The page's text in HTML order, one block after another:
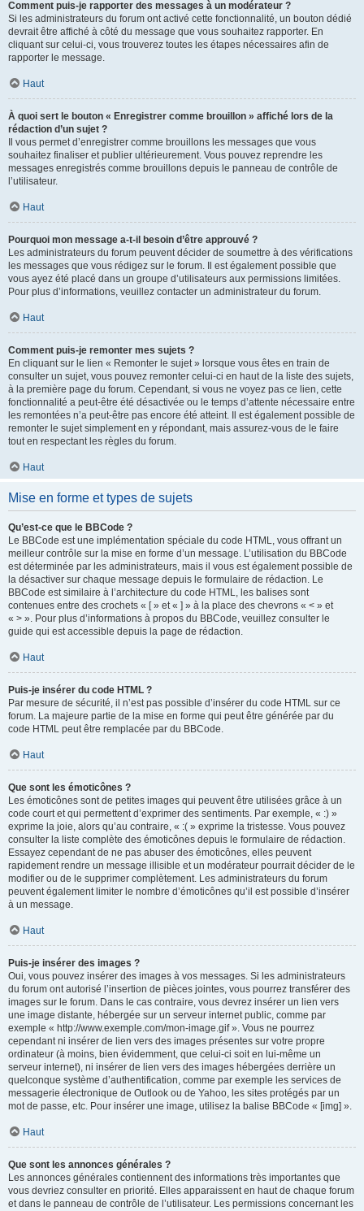
Comment puis-je rapporter des messages à un modérateur ?
Si les administrateurs du forum ont activé cette fonctionnalité, un bouton dédié
devrait être affiché à côté du message que vous souhaitez rapporter. En
cliquant sur celui-ci, vous trouverez toutes les étapes nécessaires afin de
rapporter le message.
Haut
À quoi sert le bouton « Enregistrer comme brouillon » affiché lors de la
rédaction d’un sujet ?
Il vous permet d’enregistrer comme brouillons les messages que vous
souhaitez finaliser et publier ultérieurement. Vous pouvez reprendre les
messages enregistrés comme brouillons depuis le panneau de contrôle de
l’utilisateur.
Haut
Pourquoi mon message a-t-il besoin d’être approuvé ?
Les administrateurs du forum peuvent décider de soumettre à des vérifications
les messages que vous rédigez sur le forum. Il est également possible que
vous ayez été placé dans un groupe d’utilisateurs aux permissions limitées.
Pour plus d’informations, veuillez contacter un administrateur du forum.
Haut
Comment puis-je remonter mes sujets ?
En cliquant sur le lien « Remonter le sujet » lorsque vous êtes en train de
consulter un sujet, vous pouvez remonter celui-ci en haut de la liste des sujets,
à la première page du forum. Cependant, si vous ne voyez pas ce lien, cette
fonctionnalité a peut-être été désactivée ou le temps d’attente nécessaire entre
les remontées n’a peut-être pas encore été atteint. Il est également possible de
remonter le sujet simplement en y répondant, mais assurez-vous de le faire
tout en respectant les règles du forum.
Haut
Mise en forme et types de sujets
Qu’est-ce que le BBCode ?
Le BBCode est une implémentation spéciale du code HTML, vous offrant un
meilleur contrôle sur la mise en forme d’un message. L’utilisation du BBCode
est déterminée par les administrateurs, mais il vous est également possible de
la désactiver sur chaque message depuis le formulaire de rédaction. Le
BBCode est similaire à l’architecture du code HTML, les balises sont
contenues entre des crochets « [ » et « ] » à la place des chevrons « < » et
« > ». Pour plus d’informations à propos du BBCode, veuillez consulter le
guide qui est accessible depuis la page de rédaction.
Haut
Puis-je insérer du code HTML ?
Par mesure de sécurité, il n’est pas possible d’insérer du code HTML sur ce
forum. La majeure partie de la mise en forme qui peut être générée par du
code HTML peut être remplacée par du BBCode.
Haut
Que sont les émoticônes ?
Les émoticônes sont de petites images qui peuvent être utilisées grâce à un
code court et qui permettent d’exprimer des sentiments. Par exemple, « :) »
exprime la joie, alors qu’au contraire, « :( » exprime la tristesse. Vous pouvez
consulter la liste complète des émoticônes depuis le formulaire de rédaction.
Essayez cependant de ne pas abuser des émoticônes, elles peuvent
rapidement rendre un message illisible et un modérateur pourrait décider de le
modifier ou de le supprimer complètement. Les administrateurs du forum
peuvent également limiter le nombre d’émoticônes qu’il est possible d’insérer
à un message.
Haut
Puis-je insérer des images ?
Oui, vous pouvez insérer des images à vos messages. Si les administrateurs
du forum ont autorisé l’insertion de pièces jointes, vous pourrez transférer des
images sur le forum. Dans le cas contraire, vous devrez insérer un lien vers
une image distante, hébergée sur un serveur internet public, comme par
exemple « http://www.exemple.com/mon-image.gif ». Vous ne pourrez
cependant ni insérer de lien vers des images présentes sur votre propre
ordinateur (à moins, bien évidemment, que celui-ci soit en lui-même un
serveur internet), ni insérer de lien vers des images hébergées derrière un
quelconque système d’authentification, comme par exemple les services de
messagerie électronique de Outlook ou de Yahoo, les sites protégés par un
mot de passe, etc. Pour insérer une image, utilisez la balise BBCode « [img] ».
Haut
Que sont les annonces générales ?
Les annonces générales contiennent des informations très importantes que
vous devriez consulter en priorité. Elles apparaissent en haut de chaque forum
et dans le panneau de contrôle de l’utilisateur. Les permissions concernant les